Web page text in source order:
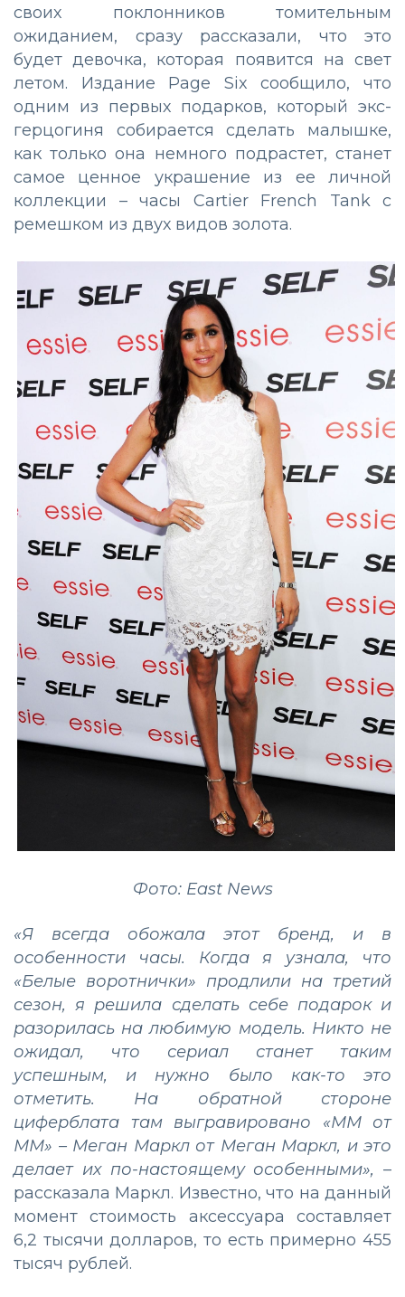
своих поклонников томительным
ожиданием, сразу рассказали, что это
будет девочка, которая появится на свет
летом. Издание Page Six сообщило, что
одним из первых подарков, который экс-
герцогиня собирается сделать малышке,
как только она немного подрастет, станет
самое ценное украшение из ее личной
коллекции – часы Cartier French Tank с
ремешком из двух видов золота.
Фото: East News
«Я всегда обожала этот бренд, и в
особенности часы. Когда я узнала, что
«Белые воротнички» продлили на третий
сезон, я решила сделать себе подарок и
разорилась на любимую модель. Никто не
ожидал, что сериал станет таким
успешным, и нужно было как-то это
отметить. На обратной стороне
циферблата там выгравировано «ММ от
ММ» –Меган Маркл от Меган Маркл, и это
делает их по-настоящему особенными», –
рассказала Маркл. Известно, что на данный
момент стоимость аксессуара составляет
6,2 тысячи долларов, то есть примерно 455
тысяч рублей.